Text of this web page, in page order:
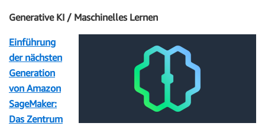
Generative KI / Maschinelles Lernen
Einführung
der nächsten
Generation
von Amazon
SageMaker:
Das Zentrum